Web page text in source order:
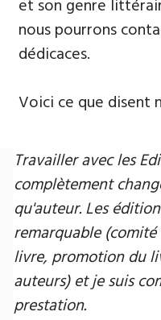
et son genre
nous pourrons
dédicaces.
Voici ce que disent
Travailler avec les
complètement
qu'auteur. Les
remarquable
livre, promotion du
auteurs) et je suis
prestation.